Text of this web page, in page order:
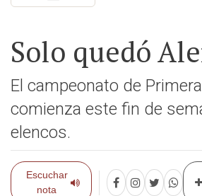
Solo quedó
El campeonato de
comienza este fin de
elencos.
Escuchar
nota